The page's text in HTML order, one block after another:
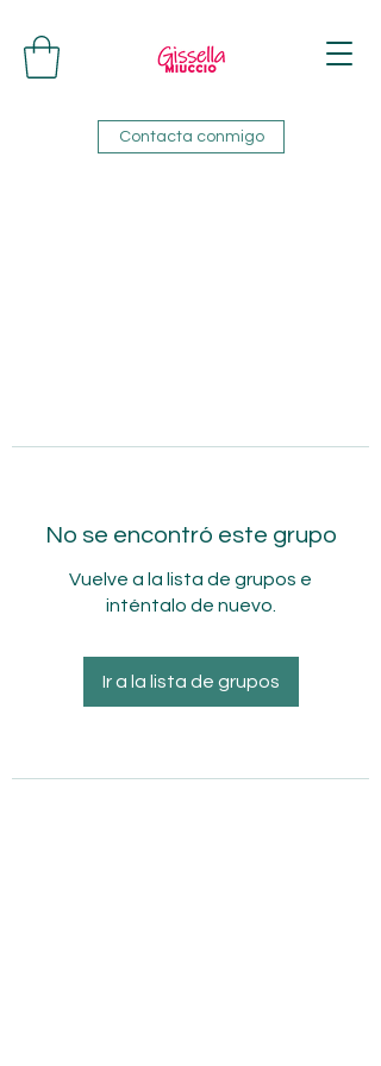
Contacta conmigo
No se encontró este grupo
Vuelve a la lista de grupos e
inténtalo de nuevo.
Ir a la lista de grupos